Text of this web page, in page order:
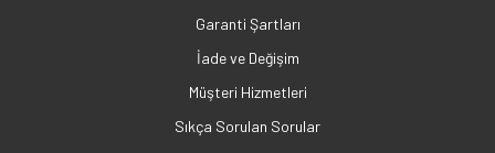
Garanti Şartları
İade ve Değişim
Müşteri Hizmetleri
Sıkça Sorulan Sorular